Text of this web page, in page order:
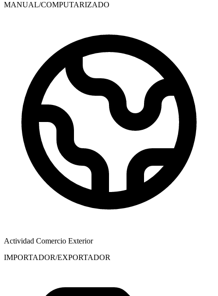
MANUAL/COMPUTARIZADO
Actividad Comercio Exterior
IMPORTADOR/EXPORTADOR